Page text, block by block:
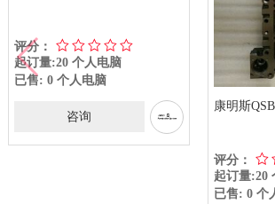
评分：
起订量:20 个人电脑
已售: 0 个人电脑
咨询
康明斯
评分：
起订量:20
已售: 0 个